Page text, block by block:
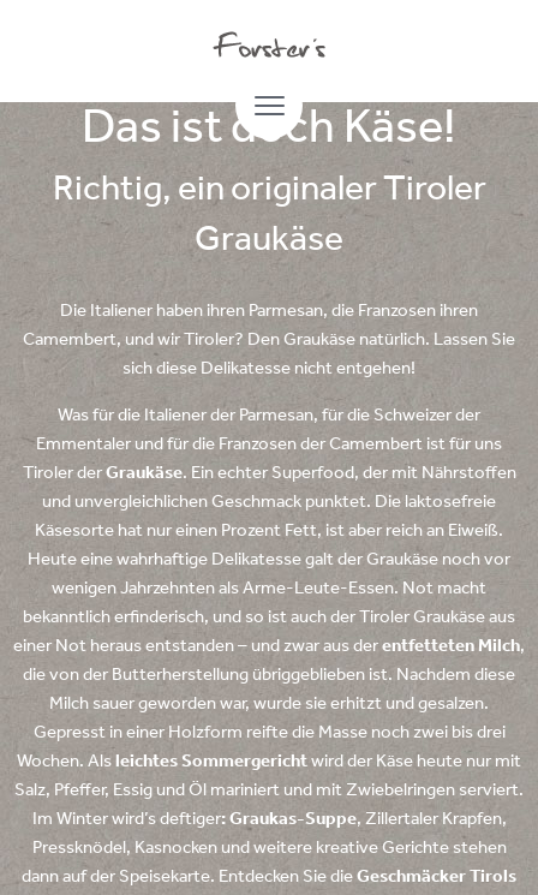
Das ist doch Käse!
Richtig, ein originaler Tiroler
Graukäse
Die Italiener haben ihren Parmesan, die Franzosen ihren
Camembert, und wir Tiroler? Den Graukäse natürlich. Lassen Sie
sich diese Delikatesse nicht entgehen!
Was für die Italiener der Parmesan, für die Schweizer der
Emmentaler und für die Franzosen der Camembert ist für uns
Tiroler der Graukäse. Ein echter Superfood, der mit Nährstoffen
und unvergleichlichen Geschmack punktet. Die laktosefreie
Käsesorte hat nur einen Prozent Fett, ist aber reich an Eiweiß.
Heute eine wahrhaftige Delikatesse galt der Graukäse noch vor
wenigen Jahrzehnten als Arme-Leute-Essen. Not macht
bekanntlich erfinderisch, und so ist auch der Tiroler Graukäse aus
einer Not heraus entstanden – und zwar aus der entfetteten Milch,
die von der Butterherstellung übriggeblieben ist. Nachdem diese
Milch sauer geworden war, wurde sie erhitzt und gesalzen.
Gepresst in einer Holzform reifte die Masse noch zwei bis drei
Wochen. Als leichtes Sommergericht wird der Käse heute nur mit
Salz, Pfeffer, Essig und Öl mariniert und mit Zwiebelringen serviert.
Im Winter wird’s deftiger: Graukas-Suppe, Zillertaler Krapfen,
Pressknödel, Kasnocken und weitere kreative Gerichte stehen
dann auf der Speisekarte. Entdecken Sie die Geschmäcker Tirols